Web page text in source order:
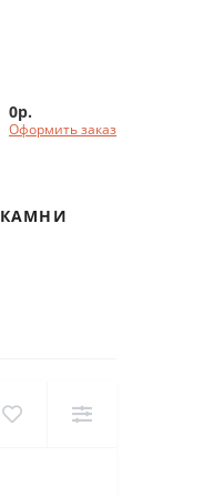
0р.
Оформить заказ
КАМНИ